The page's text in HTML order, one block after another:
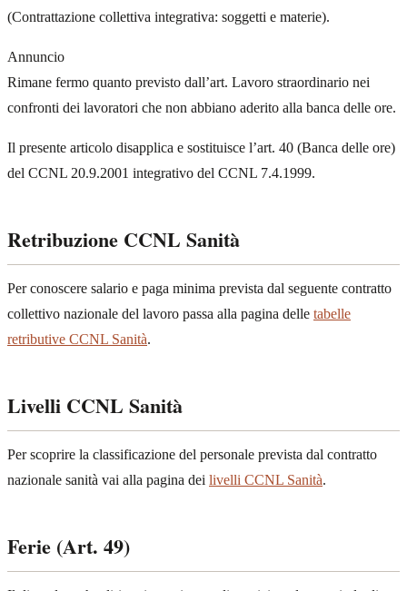
(Contrattazione collettiva integrativa: soggetti e materie).
Annuncio
Rimane fermo quanto previsto dall’art. Lavoro straordinario nei
confronti dei lavoratori che non abbiano aderito alla banca delle ore.
Il presente articolo disapplica e sostituisce l’art. 40 (Banca delle ore)
del CCNL 20.9.2001 integrativo del CCNL 7.4.1999.
Retribuzione CCNL Sanità
Per conoscere salario e paga minima prevista dal seguente contratto
collettivo nazionale del lavoro passa alla pagina delle tabelle
retributive CCNL Sanità.
Livelli CCNL Sanità
Per scoprire la classificazione del personale prevista dal contratto
nazionale sanità vai alla pagina dei livelli CCNL Sanità.
Ferie (Art. 49)